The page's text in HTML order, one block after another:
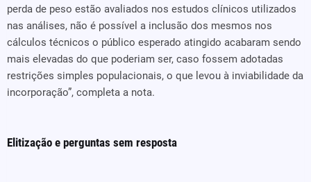
perda de peso estão avaliados nos estudos clínicos utilizados
nas análises, não é possível a inclusão dos mesmos nos
cálculos técnicos o público esperado atingido acabaram sendo
mais elevadas do que poderiam ser, caso fossem adotadas
restrições simples populacionais, o que levou à inviabilidade da
incorporação”, completa a nota.
Elitização e perguntas sem resposta